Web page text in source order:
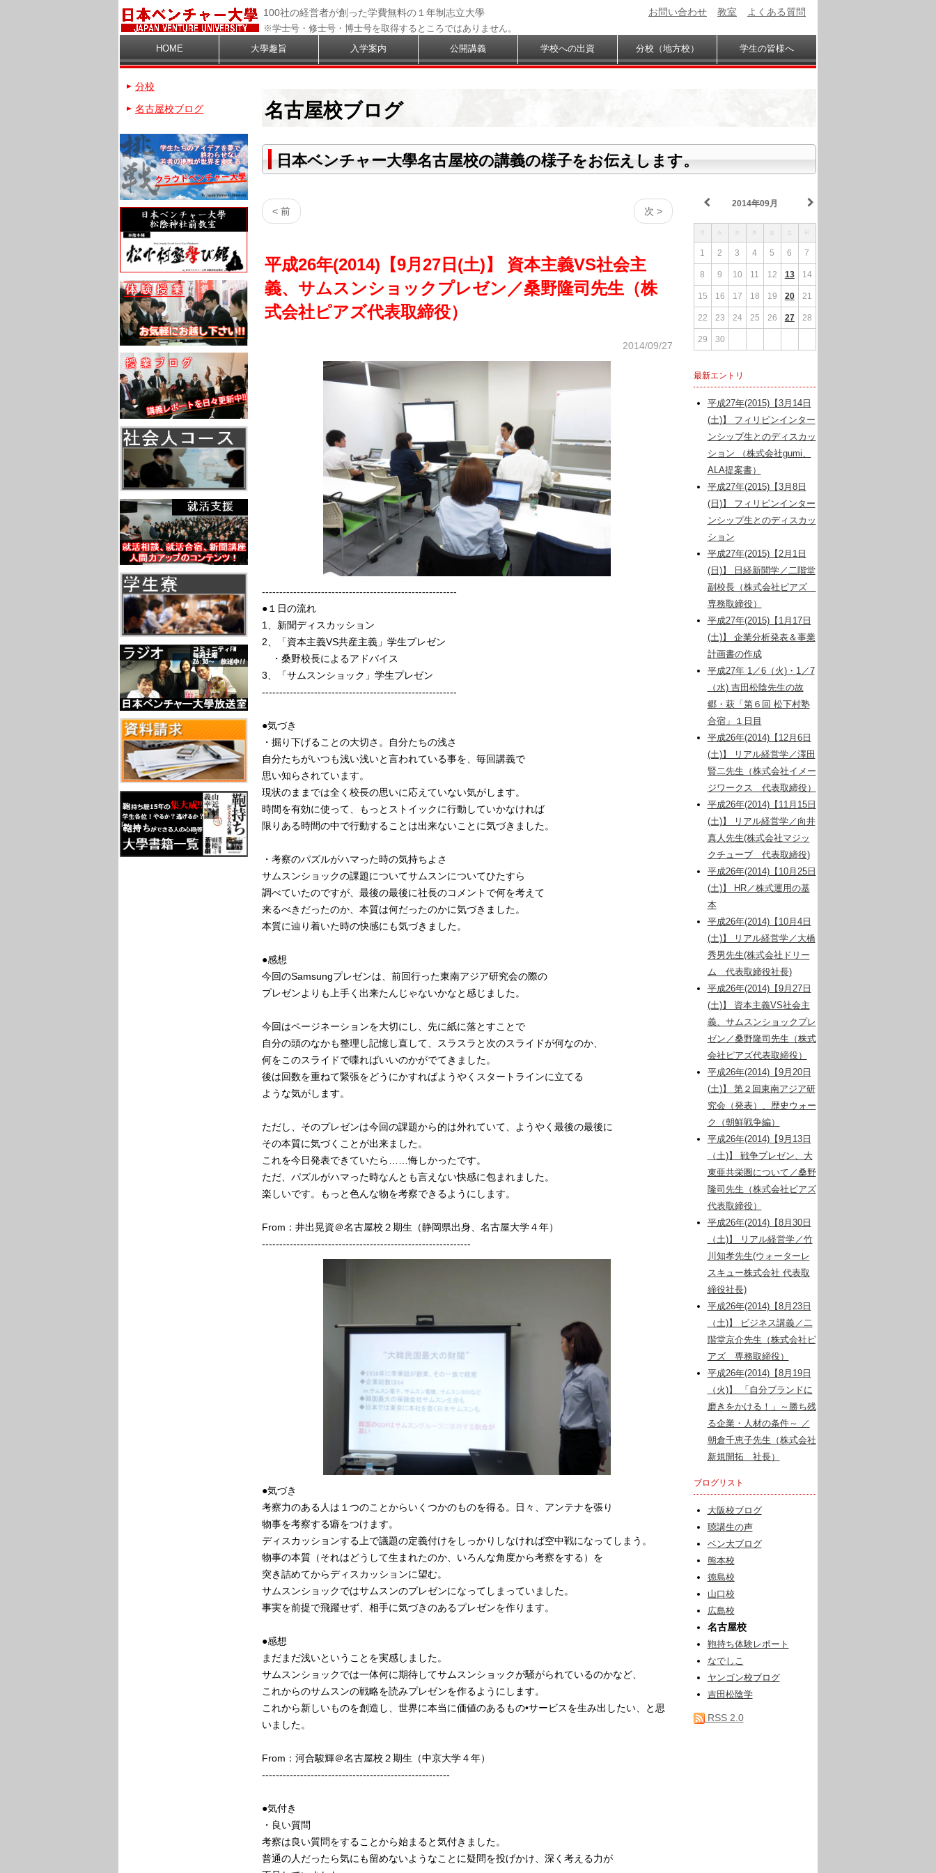
100社の経営者が創った学費無料の１年制志立大學
※学士号・修士号・博士号を取得するところではありません。
お問い合わせ 教室 よくある質問
HOME 大學趣旨 入学案内 公開講義 学校への出資 分校（地方校） 学生の皆様へ
名古屋校ブログ
日本ベンチャー大學名古屋校の講義の様子をお伝えします。
< 前 次 >
平成26年(2014)【9月27日(土)】 資本主義VS社会主
義、サムスンショックプレゼン／桑野隆司先生（株
式会社ピアズ代表取締役）
2014/09/27
--------------------------------------------------------
●１日の流れ
1、新聞ディスカッション
2、「資本主義VS共産主義」学生プレゼン
・桑野校長によるアドバイス
3、「サムスンショック」学生プレゼン
--------------------------------------------------------
●気づき
・掘り下げることの大切さ。自分たちの浅さ
自分たちがいつも浅い浅いと言われている事を、毎回講義で
思い知らされています。
現状のままでは全く校長の思いに応えていない気がします。
時間を有効に使って、もっとストイックに行動していかなければ
限りある時間の中で行動することは出来ないことに気づきました。
・考察のパズルがハマった時の気持ちよさ
サムスンショックの課題についてサムスンについてひたすら
調べていたのですが、最後の最後に社長のコメントで何を考えて
来るべきだったのか、本質は何だったのかに気づきました。
本質に辿り着いた時の快感にも気づきました。
●感想
今回のSamsungプレゼンは、前回行った東南アジア研究会の際の
プレゼンよりも上手く出来たんじゃないかなと感じました。
今回はページネーションを大切にし、先に紙に落とすことで
自分の頭のなかも整理し記憶し直して、スラスラと次のスライドが何なのか、
何をこのスライドで喋ればいいのかがでてきました。
後は回数を重ねて緊張をどうにかすればようやくスタートラインに立てる
ような気がします。
ただし、そのプレゼンは今回の課題から的は外れていて、ようやく最後の最後に
その本質に気づくことが出来ました。
これを今日発表できていたら……悔しかったです。
ただ、パズルがハマった時なんとも言えない快感に包まれました。
楽しいです。もっと色んな物を考察できるようにします。
From：井出晃資＠名古屋校２期生（静岡県出身、名古屋大学４年）
------------------------------------------------------------
●気づき
考察力のある人は１つのことからいくつかのものを得る。日々、アンテナを張り
物事を考察する癖をつけます。
ディスカッションする上で議題の定義付けをしっかりしなければ空中戦になってしまう。
物事の本質（それはどうして生まれたのか、いろんな角度から考察をする）を
突き詰めてからディスカッションに望む。
サムスンショックではサムスンのプレゼンになってしまっていました。
事実を前提で飛躍せず、相手に気づきのあるプレゼンを作ります。
●感想
まだまだ浅いということを実感しました。
サムスンショックでは一体何に期待してサムスンショックが騒がられているのかなど、
これからのサムスンの戦略を読みプレゼンを作るようにします。
これから新しいものを創造し、世界に本当に価値のあるもの•サービスを生み出したい、と思
いました。
From：河合駿輝＠名古屋校２期生（中京大学４年）
------------------------------------------------------
●気付き
・良い質問
考察は良い質問をすることから始まると気付きました。
普通の人だったら気にも留めないようなことに疑問を投げかけ、深く考える力が
2014年09月
1 2 3 4 5 6 7
8 9 10 11 12 13 14
15 16 17 18 19 20 21
22 23 24 25 26 27 28
29 30
最新エントリ
平成27年(2015)【3月14日
(土)】 フィリピンインター
ンシップ生とのディスカッ
ション （株式会社gumi、
ALA提案書）
平成27年(2015)【3月8日
(日)】 フィリピンインター
ンシップ生とのディスカッ
ション
平成27年(2015)【2月1日
(日)】 日経新聞学／二階堂
副校長（株式会社ピアズ
専務取締役）
平成27年(2015)【1月17日
(土)】 企業分析発表＆事業
計画書の作成
平成27年 1／6（火)・1／7
（水) 吉田松陰先生の故
郷・萩「第６回 松下村塾
合宿」１日目
平成26年(2014)【12月6日
(土)】 リアル経営学／澤田
賢二先生（株式会社イメー
ジワークス 代表取締役）
平成26年(2014)【11月15日
(土)】 リアル経営学／向井
真人先生(株式会社マジッ
クチューブ 代表取締役)
平成26年(2014)【10月25日
(土)】 HR／株式運用の基
本
平成26年(2014)【10月4日
(土)】 リアル経営学／大橋
秀男先生(株式会社ドリー
ム 代表取締役社長)
平成26年(2014)【9月27日
(土)】 資本主義VS社会主
義、サムスンショックプレ
ゼン／桑野隆司先生（株式
会社ピアズ代表取締役）
平成26年(2014)【9月20日
(土)】 第２回東南アジア研
究会（発表）、歴史ウォー
ク（朝鮮戦争編）
平成26年(2014)【9月13日
（土)】 戦争プレゼン、大
東亜共栄圏について／桑野
隆司先生（株式会社ピアズ
代表取締役）
平成26年(2014)【8月30日
（土)】 リアル経営学／竹
川知孝先生(ウォーターレ
スキュー株式会社 代表取
締役社長)
平成26年(2014)【8月23日
（土)】 ビジネス講義／二
階堂京介先生（株式会社ピ
アズ 専務取締役）
平成26年(2014)【8月19日
（火)】 「自分ブランドに
磨きをかける！」～勝ち残
る企業・人材の条件～ ／
朝倉千恵子先生（株式会社
新規開拓 社長）
ブログリスト
大阪校ブログ
聴講生の声
ベン大ブログ
熊本校
徳島校
山口校
広島校
名古屋校
鞄持ち体験レポート
なでしこ
ヤンゴン校ブログ
吉田松陰学
RSS 2.0
分校
名古屋校ブログ